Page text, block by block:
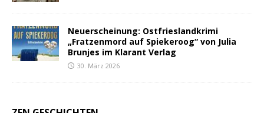
Neuerscheinung: Ostfrieslandkrimi
„Fratzenmord auf Spiekeroog“ von Julia
Brunjes im Klarant Verlag
30. März 2026